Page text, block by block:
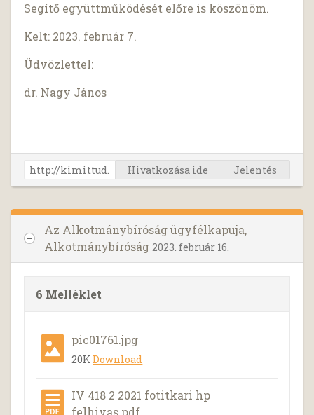
Segítő együttműködését előre is köszönöm.
Kelt: 2023. február 7.
Üdvözlettel:
dr. Nagy János
Hivatkozása ide Jelentés
Az Alkotmánybíróság ügyfélkapuja,
Alkotmánybíróság 2023. február 16.
6 Melléklet
pic01761.jpg
20KDownload
IV 418 2 2021 fotitkari hp